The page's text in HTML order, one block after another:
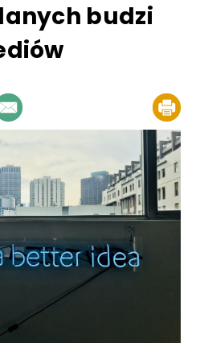
budzi